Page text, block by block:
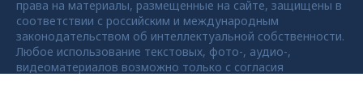
права на материалы, размещенные на сайте, защищены в
соответствии с российским и международным
законодательством об интеллектуальной собственности.
Любое использование текстовых, фото-, аудио-,
видеоматериалов возможно только с согласия